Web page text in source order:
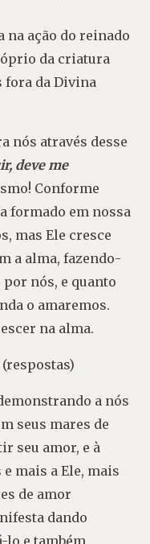
ação do reinado
da criatura
fora da Divina
nós através desse
deve me
Conforme
formado em nossa
mas Ele cresce
a alma, fazendo-
nós, e quanto
o amaremos.
na alma.
(respostas)
a nós
seus mares de
seu amor, e à
mais a Ele, mais
de amor
dando
lo e também